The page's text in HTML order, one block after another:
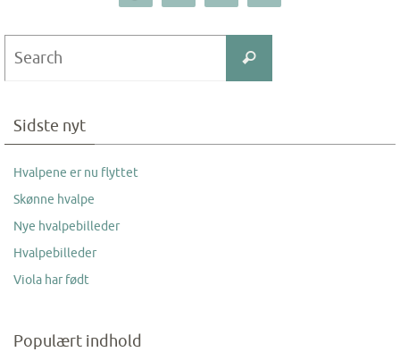
Search
Sidste nyt
Hvalpene er nu flyttet
Skønne hvalpe
Nye hvalpebilleder
Hvalpebilleder
Viola har født
Populært indhold